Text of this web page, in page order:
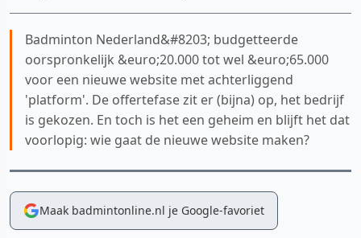
Badminton Nederland&#8203; budgetteerde
oorspronkelijk &euro;20.000 tot wel &euro;65.000
voor een nieuwe website met achterliggend
'platform'. De offertefase zit er (bijna) op, het bedrijf
is gekozen. En toch is het een geheim en blijft het dat
voorlopig: wie gaat de nieuwe website maken?
Maak badmintonline.nl je Google-favoriet